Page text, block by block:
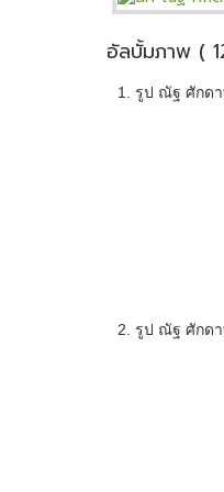
อัลบั้มภาพ (
1. รูป ณัฐ ศักดา
2. รูป ณัฐ ศักดา